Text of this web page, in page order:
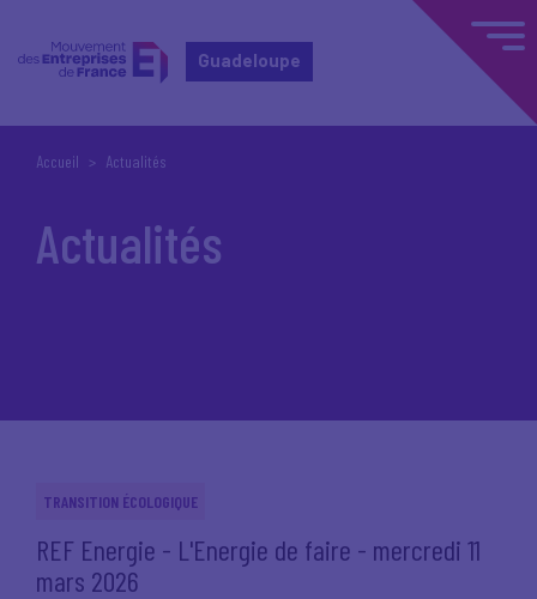
Guadeloupe
Accueil Actualités
Actualités
TRANSITION ÉCOLOGIQUE
REF Energie - L'Energie de faire - mercredi 11
mars 2026